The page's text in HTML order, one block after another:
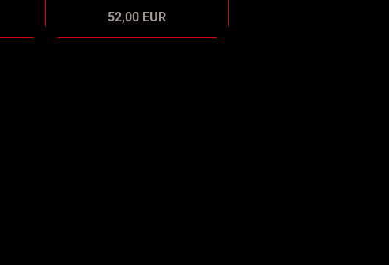
52,00 EUR